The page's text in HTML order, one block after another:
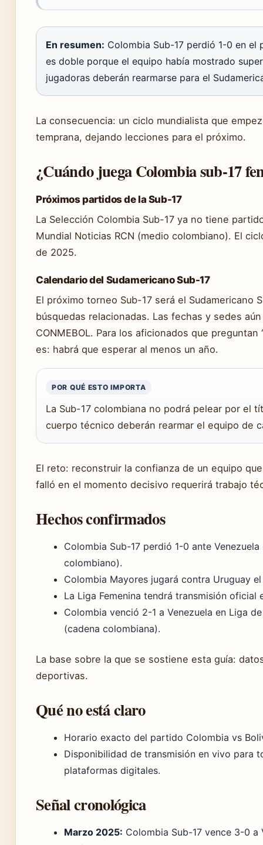
En resumen: Colombia Sub-17 perdió 1-0 en
es doble porque el equipo había mostrado
jugadoras deberán rearmarse para el
La consecuencia: un ciclo mundialista que
temprana, dejando lecciones para el próximo.
¿Cuándo juega Colombia sub-17
Próximos partidos de la Sub-17
La Selección Colombia Sub-17 ya no tiene
Mundial Noticias RCN (medio colombiano). El
de 2025.
Calendario del Sudamericano Sub-17
El próximo torneo Sub-17 será el Sudamericano
búsquedas relacionadas. Las fechas y sedes
CONMEBOL. Para los aficionados que preguntan
es: habrá que esperar al menos un año.
POR QUÉ ESTO IMPORTA
La Sub-17 colombiana no podrá pelear por el
cuerpo técnico deberán rearmar el equipo de
El reto: reconstruir la confianza de un equipo
falló en el momento decisivo requerirá trabajo
Hechos confirmados
Colombia Sub-17 perdió 1-0 ante
colombiano).
Colombia Mayores jugará contra Uruguay
La Liga Femenina tendrá transmisión oficial
Colombia venció 2-1 a Venezuela en Liga
(cadena colombiana).
La base sobre la que se sostiene esta guía:
deportivas.
Qué no está claro
Horario exacto del partido Colombia vs
Disponibilidad de transmisión en vivo para
plataformas digitales.
Señal cronológica
Marzo 2025: Colombia Sub-17 vence 3-0 a